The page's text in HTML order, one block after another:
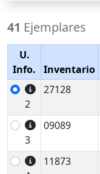
41 Ejemplares
U.
Info.
Inventario
2
27128
3
09089
11873